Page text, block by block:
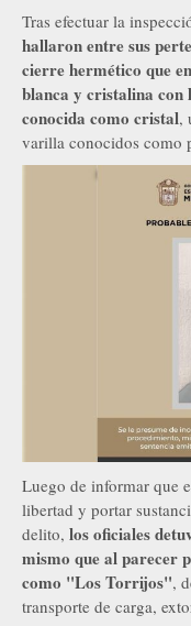
Tras efectuar la
hallaron entre sus
cierre hermético que
blanca y cristalina con
conocida como cristal,
varilla conocidos como
Luego de informar que
libertad y portar
delito, los oficiales
mismo que al parecer
como "Los Torrijos",
transporte de carga,